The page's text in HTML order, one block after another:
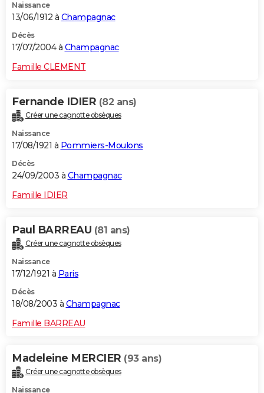
Naissance
13/06/1912 à Champagnac
Décès
17/07/2004 à Champagnac
Famille CLEMENT
Fernande IDIER (82 ans)
Créer une cagnotte obsèques
Naissance
17/08/1921 à Pommiers-Moulons
Décès
24/09/2003 à Champagnac
Famille IDIER
Paul BARREAU (81 ans)
Créer une cagnotte obsèques
Naissance
17/12/1921 à Paris
Décès
18/08/2003 à Champagnac
Famille BARREAU
Madeleine MERCIER (93 ans)
Créer une cagnotte obsèques
Naissance